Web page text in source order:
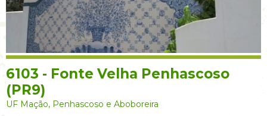
6103 - Fonte Velha Penhascoso
(PR9)
UF Mação, Penhascoso e Aboboreira